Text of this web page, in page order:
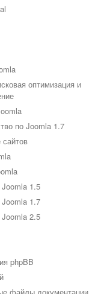
оптимизация и
по Joomla 1.7
1.5
1.7
2.5
phpBB